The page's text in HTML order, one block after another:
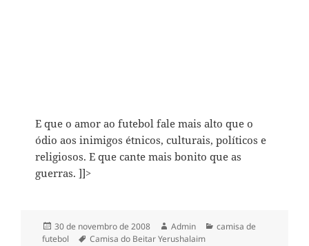
E que o amor ao futebol fale mais alto que o
ódio aos inimigos étnicos, culturais, políticos e
religiosos. E que cante mais bonito que as
guerras.]]>
Publicado
em
30 de novembro de 2008 Autor
Admin Categorias
camisa de
futebol
Tags
Camisa do Beitar Yerushalaim